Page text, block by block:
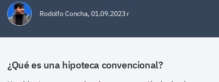
Rodolfo Concha, 01.09.2023 r
¿Qué es una hipoteca convencional?